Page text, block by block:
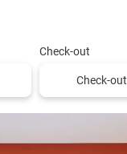
Check-out